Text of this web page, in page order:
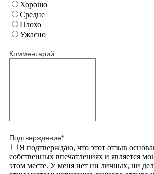
Хорошо
Средне
Плохо
Ужасно
Комментарий
Подтверждение*
Я подтверждаю, что этот отзыв
собственных впечатлениях и является
этом месте. У меня нет ни личных, ни